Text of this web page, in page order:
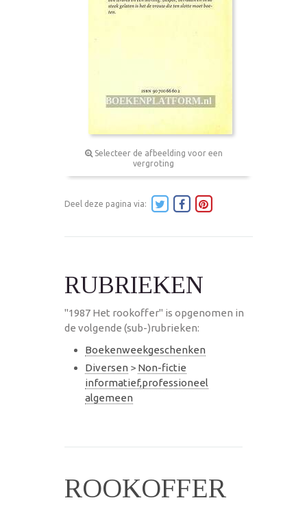
Selecteer de afbeelding voor een
vergroting
Deel deze pagina via:
RUBRIEKEN
"1987 Het rookoffer" is opgenomen in
de volgende (sub-)rubrieken:
Boekenweekgeschenken
Diversen > Non-fictie
informatief,professioneel
algemeen
ROOKOFFER